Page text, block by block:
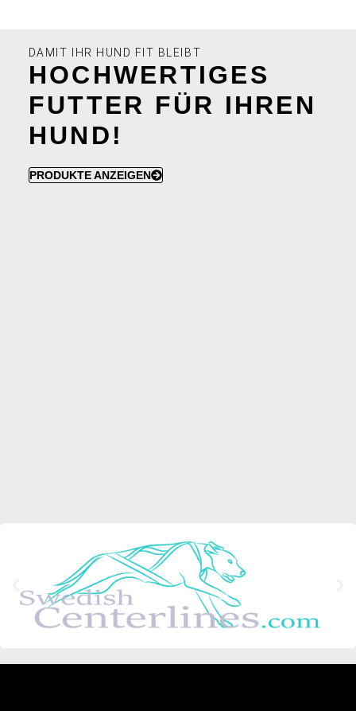
DAMIT IHR HUND FIT BLEIBT
HOCHWERTIGES
FUTTER FÜR IHREN
HUND!
PRODUKTE ANZEIGEN